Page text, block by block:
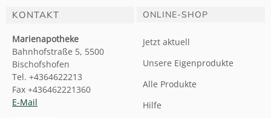
KONTAKT
Marienapotheke
Bahnhofstraße 5, 5500
Bischofshofen
Tel. +4364622213
Fax +436462221360
E-Mail
ONLINE-SHOP
Jetzt aktuell
Unsere Eigenprodukte
Alle Produkte
Hilfe